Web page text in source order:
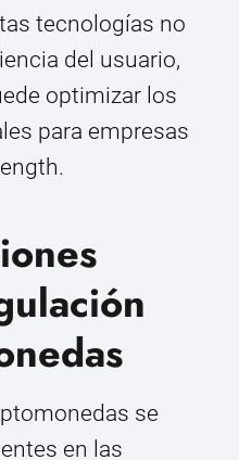
tecnologías no
del usuario,
optimizar los
para empresas
se
en las